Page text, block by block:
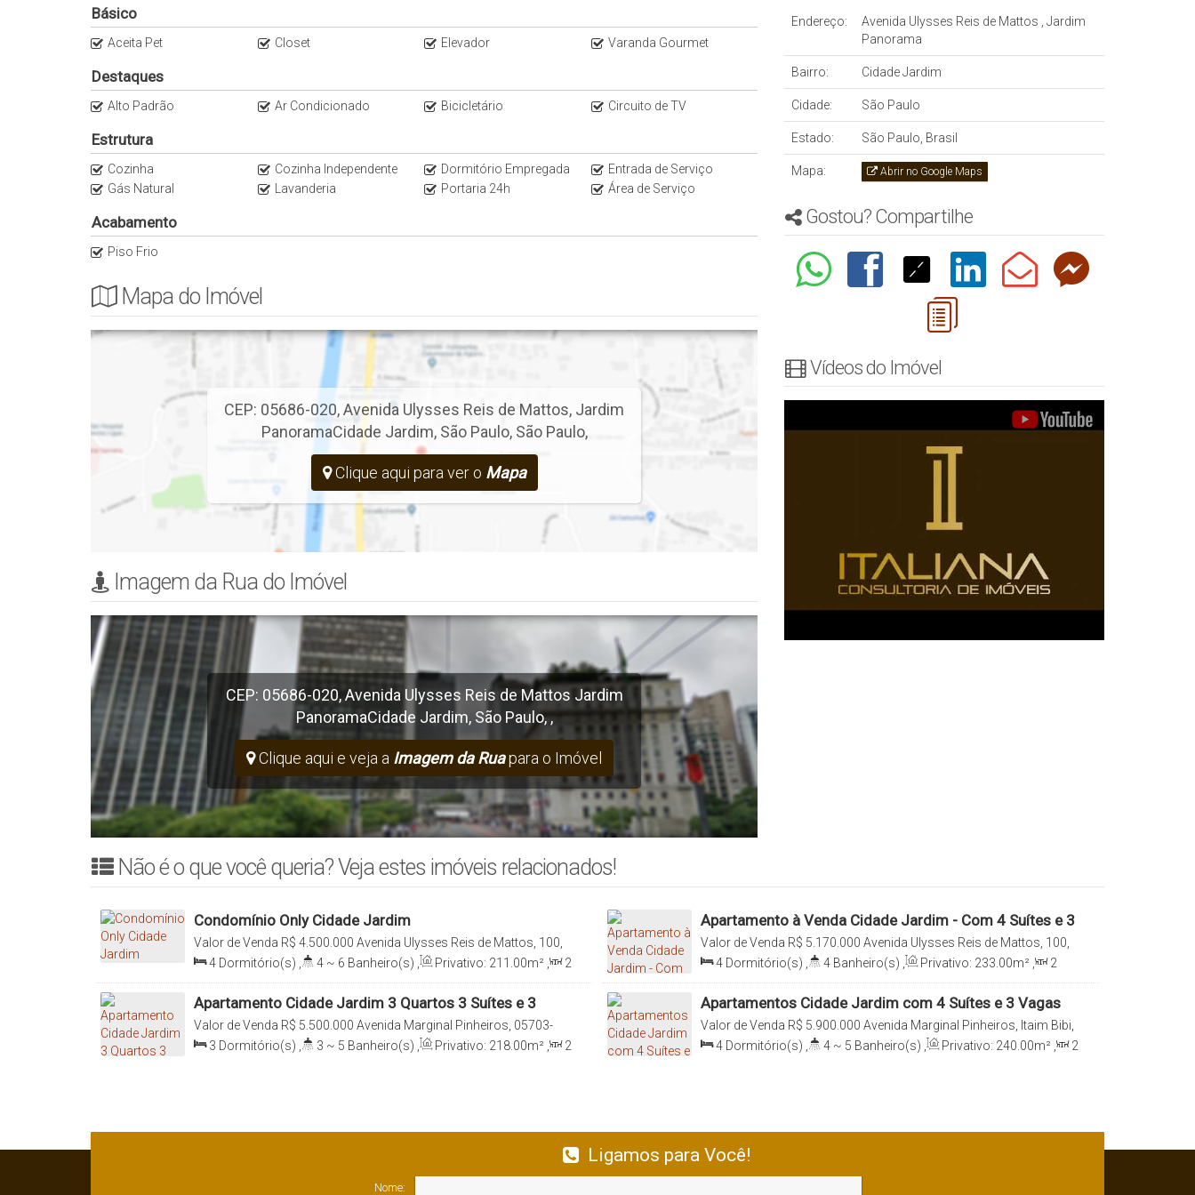
Para mais informações, contate-nos.
Básico
Aceita Pet Closet Elevador Varanda Gourmet
Destaques
Alto Padrão Ar Condicionado Bicicletário Circuito de TV
Estrutura
Cozinha Cozinha Independente Dormitório Empregada
Entrada de Serviço
Gás Natural
Lavanderia Portaria 24h Área de Serviço
Acabamento
Piso Frio
Mapa do Imóvel
CEP: 05686-020,Avenida Ulysses Reis de Mattos, Jardim
PanoramaCidade Jardim, São Paulo, São Paulo,
Clique aqui para ver o Mapa
Imagem da Rua do Imóvel
CEP: 05686-020,Avenida Ulysses Reis de Mattos Jardim
PanoramaCidade Jardim, São Paulo,,
Clique aqui e veja a Imagem da Ruapara o Imóvel
Endereço: Avenida Ulysses Reis de Mattos
Jardim
Panorama
Bairro: Cidade Jardim
Cidade: São Paulo
Estado: São Paulo, Brasil
Mapa: Abrir no Google Maps
Gostou? Compartilhe
Vídeos do Imóvel
Não é o que você queria? Veja estes imóveis relacionados!
Condomínio Only Cidade Jardim
R$ 4.500.000
Valor de Venda
Avenida Ulysses Reis de Mattos, 100,
Avenida Cidade Jardim, 05686-020, Cidade Jardim, São Paulo, São
4 Dormitório(s) 4 ~ 6 Banheiro(s) Privativo: 211 .00m²
2
211
.00 Terreno: 2945 m²
Apartamento à Venda Cidade Jardim - Com 4 Suítes e 3
Vagas
R$ 5.170.000
Valor de Venda
Avenida Ulysses Reis de Mattos, 100,
Itaim Bibi, 05686-020, Cidade Jardim, São Paulo, São Paulo, Brasil
4 Dormitório(s) 4 Banheiro(s) Privativo: 233 .00m²
2
233
.00 Terreno: 2945 .00 m²
Apartamento Cidade Jardim 3 Quartos 3 Suítes e 3
Vagas
R$ 5.500.000
Valor de Venda
Avenida Marginal Pinheiros, 05703-
010, Cidade Jardim, São Paulo, São Paulo, Brasil
3 Dormitório(s) 3 ~ 5 Banheiro(s) Privativo: 218.00m²
2
Apartamentos Cidade Jardim com 4 Suítes e 3 Vagas
R$ 5.900.000
Valor de Venda
Avenida Marginal Pinheiros, Itaim Bibi,
05703-010, Cidade Jardim, São Paulo, São Paulo, Brasil
4 Dormitório(s) 4 ~ 5 Banheiro(s) Privativo: 240 .00m²
2
Ligamos para Você!
Nome: